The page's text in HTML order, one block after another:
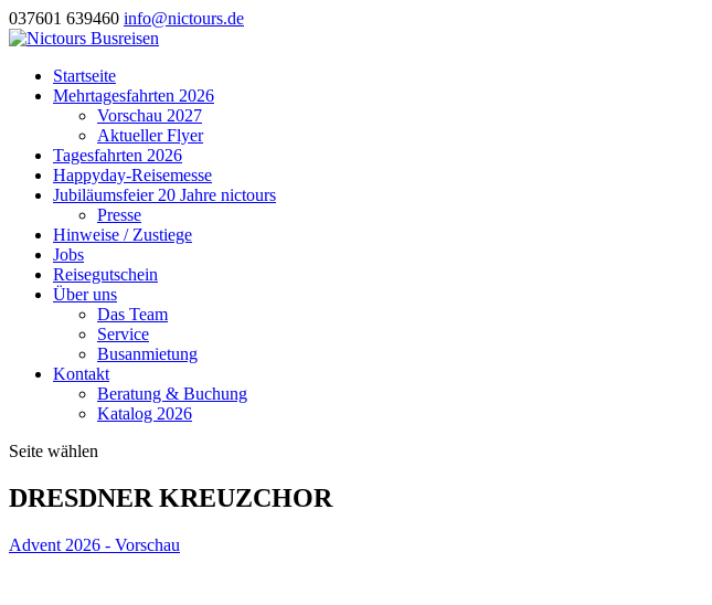
037601 639460 info@nictours.de
Startseite
Mehrtagesfahrten 2026
Vorschau 2027
Aktueller Flyer
Tagesfahrten 2026
Happyday-Reisemesse
Jubiläumsfeier 20 Jahre nictours
Presse
Hinweise / Zustiege
Jobs
Reisegutschein
Über uns
Das Team
Service
Busanmietung
Kontakt
Beratung & Buchung
Katalog 2026
Seite wählen
DRESDNER KREUZCHOR
Advent 2026 - Vorschau